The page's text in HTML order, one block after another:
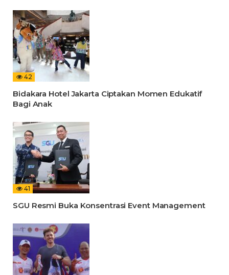
42
Bidakara Hotel Jakarta Ciptakan Momen Edukatif
Bagi Anak
41
SGU Resmi Buka Konsentrasi Event Management